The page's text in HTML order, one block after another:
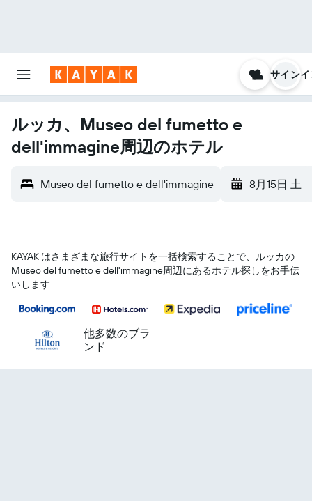
サイン
ルッカ、Museo del fumetto e
dell'immagine周辺のホテル
Museo del fumetto e dell'immagine 8月15日 土
KAYAK はさまざまな旅行サイトを一括検索することで、ルッカ​の
Museo del fumetto e dell'immagine​周辺にあるホテル探しをお手伝
いします
他多数のブラ
ンド